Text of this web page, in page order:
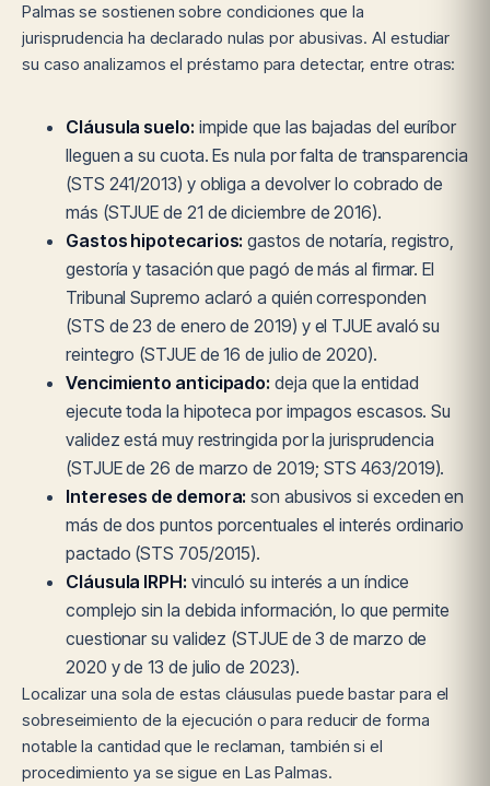
Palmas se sostienen sobre condiciones que la
jurisprudencia ha declarado nulas por abusivas. Al estudiar
su caso analizamos el préstamo para detectar, entre otras:
Cláusula suelo: impide que las bajadas del euríbor
lleguen a su cuota. Es nula por falta de transparencia
(STS 241/2013) y obliga a devolver lo cobrado de
más (STJUE de 21 de diciembre de 2016).
Gastos hipotecarios: gastos de notaría, registro,
gestoría y tasación que pagó de más al firmar. El
Tribunal Supremo aclaró a quién corresponden
(STS de 23 de enero de 2019) y el TJUE avaló su
reintegro (STJUE de 16 de julio de 2020).
Vencimiento anticipado: deja que la entidad
ejecute toda la hipoteca por impagos escasos. Su
validez está muy restringida por la jurisprudencia
(STJUE de 26 de marzo de 2019; STS 463/2019).
Intereses de demora: son abusivos si exceden en
más de dos puntos porcentuales el interés ordinario
pactado (STS 705/2015).
Cláusula IRPH: vinculó su interés a un índice
complejo sin la debida información, lo que permite
cuestionar su validez (STJUE de 3 de marzo de
2020 y de 13 de julio de 2023).
Localizar una sola de estas cláusulas puede bastar para el
sobreseimiento de la ejecución o para reducir de forma
notable la cantidad que le reclaman, también si el
procedimiento ya se sigue en Las Palmas.